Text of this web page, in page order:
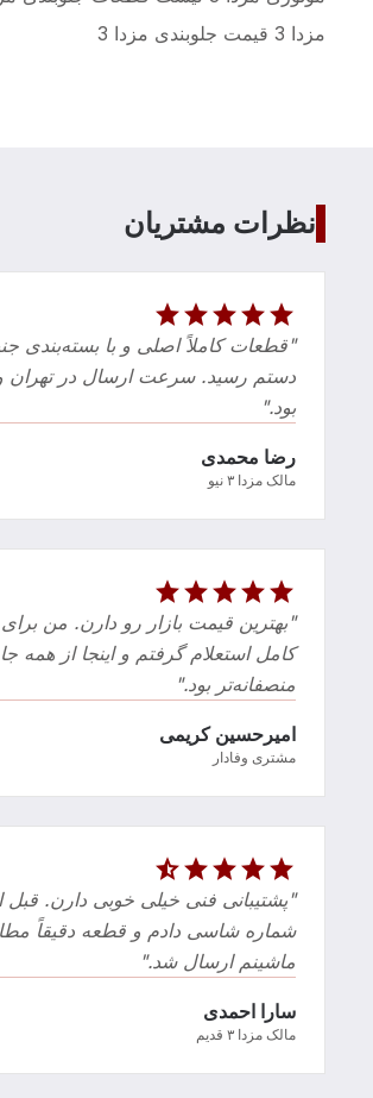
مزدا 3 قیمت جلوبندی مزدا 3
نظرات مشتریان
star
star
star
star
star
"قطعات کاملاً اصلی و با بسته‌بندی
دستم رسید. سرعت ارسال در تهران
بود."
رضا محمدی
مالک مزدا ۳ نیو
star
star
star
star
star
"بهترین قیمت بازار رو دارن. من
کامل استعلام گرفتم و اینجا از همه جا
منصفانه‌تر بود."
امیرحسین کریمی
مشتری وفادار
star
star
star
star
star_half
"پشتیبانی فنی خیلی خوبی دارن. قبل
شماره شاسی دادم و قطعه دقیقاً
ماشینم ارسال شد."
سارا احمدی
مالک مزدا ۳ قدیم